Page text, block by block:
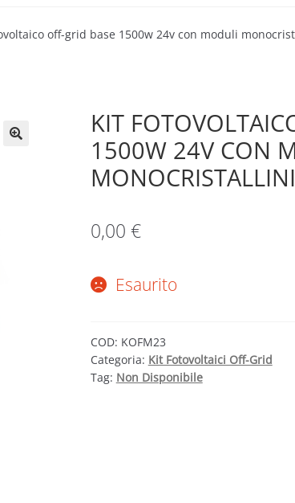
Produttori Sample Page Shop
off-grid base 1500w 24v con moduli
KIT
1500W 24V CON
MONOCRISTALLINI
0,00 €
Esaurito
COD: KOFM23
Categoria: Kit Fotovoltaici Off-Grid
Tag: Non Disponibile